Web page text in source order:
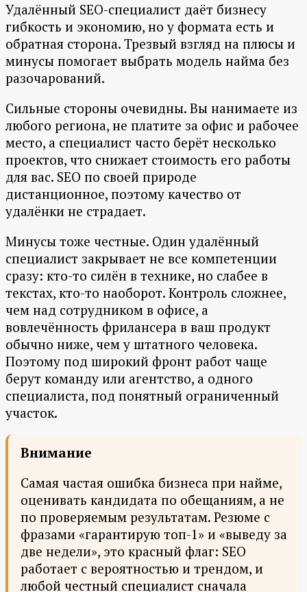
Удалённый SEO-специалист даёт бизнесу
гибкость и экономию, но у формата есть и
обратная сторона. Трезвый взгляд на плюсы и
минусы помогает выбрать модель найма без
разочарований.
Сильные стороны очевидны. Вы нанимаете из
любого региона, не платите за офис и рабочее
место, а специалист часто берёт несколько
проектов, что снижает стоимость его работы
для вас. SEO по своей природе
дистанционное, поэтому качество от
удалёнки не страдает.
Минусы тоже честные. Один удалённый
специалист закрывает не все компетенции
сразу: кто-то силён в технике, но слабее в
текстах, кто-то наоборот. Контроль сложнее,
чем над сотрудником в офисе, а
вовлечённость фрилансера в ваш продукт
обычно ниже, чем у штатного человека.
Поэтому под широкий фронт работ чаще
берут команду или агентство, а одного
специалиста, под понятный ограниченный
участок.
Внимание
Самая частая ошибка бизнеса при найме,
оценивать кандидата по обещаниям, а не
по проверяемым результатам. Резюме с
фразами «гарантирую топ-1» и «выведу за
две недели», это красный флаг: SEO
работает с вероятностью и трендом, и
любой честный специалист сначала